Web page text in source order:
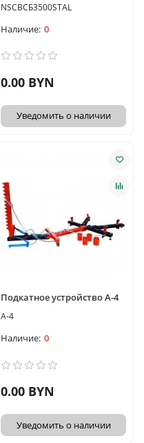
NSCBСБ3500STAL
0
0.00 BYN
Уведомить о наличии
Подкатное устройство A-4
A-4
0
0.00 BYN
Уведомить о наличии